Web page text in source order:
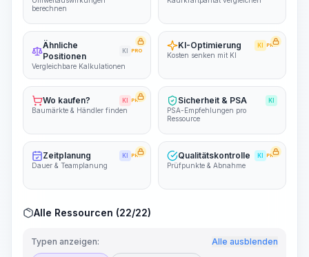
berechnen
Ähnliche
Positionen
KI PRO
Vergleichbare Kalkulationen
KI-Optimierung KI PRO
Kosten senken mit KI
Wo kaufen? KI PRO
Baumärkte & Händler finden
Sicherheit & PSA KI
PSA-Empfehlungen pro
Ressource
Zeitplanung KI PRO
Dauer & Teamplanung
Qualitätskontrolle KI PRO
Prüfpunkte & Abnahme
Alle Ressourcen (22/22)
Typen anzeigen: Alle ausblenden